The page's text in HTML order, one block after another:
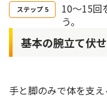
10〜15回
う。
基本の腕立て伏
手と脚のみで体を支